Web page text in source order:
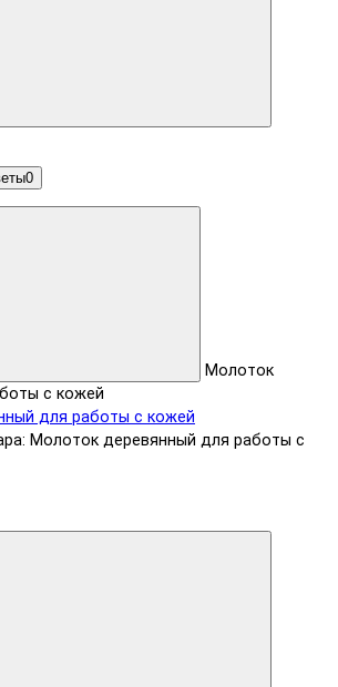
0
Молоток
с кожей
Молоток деревянный для работы с